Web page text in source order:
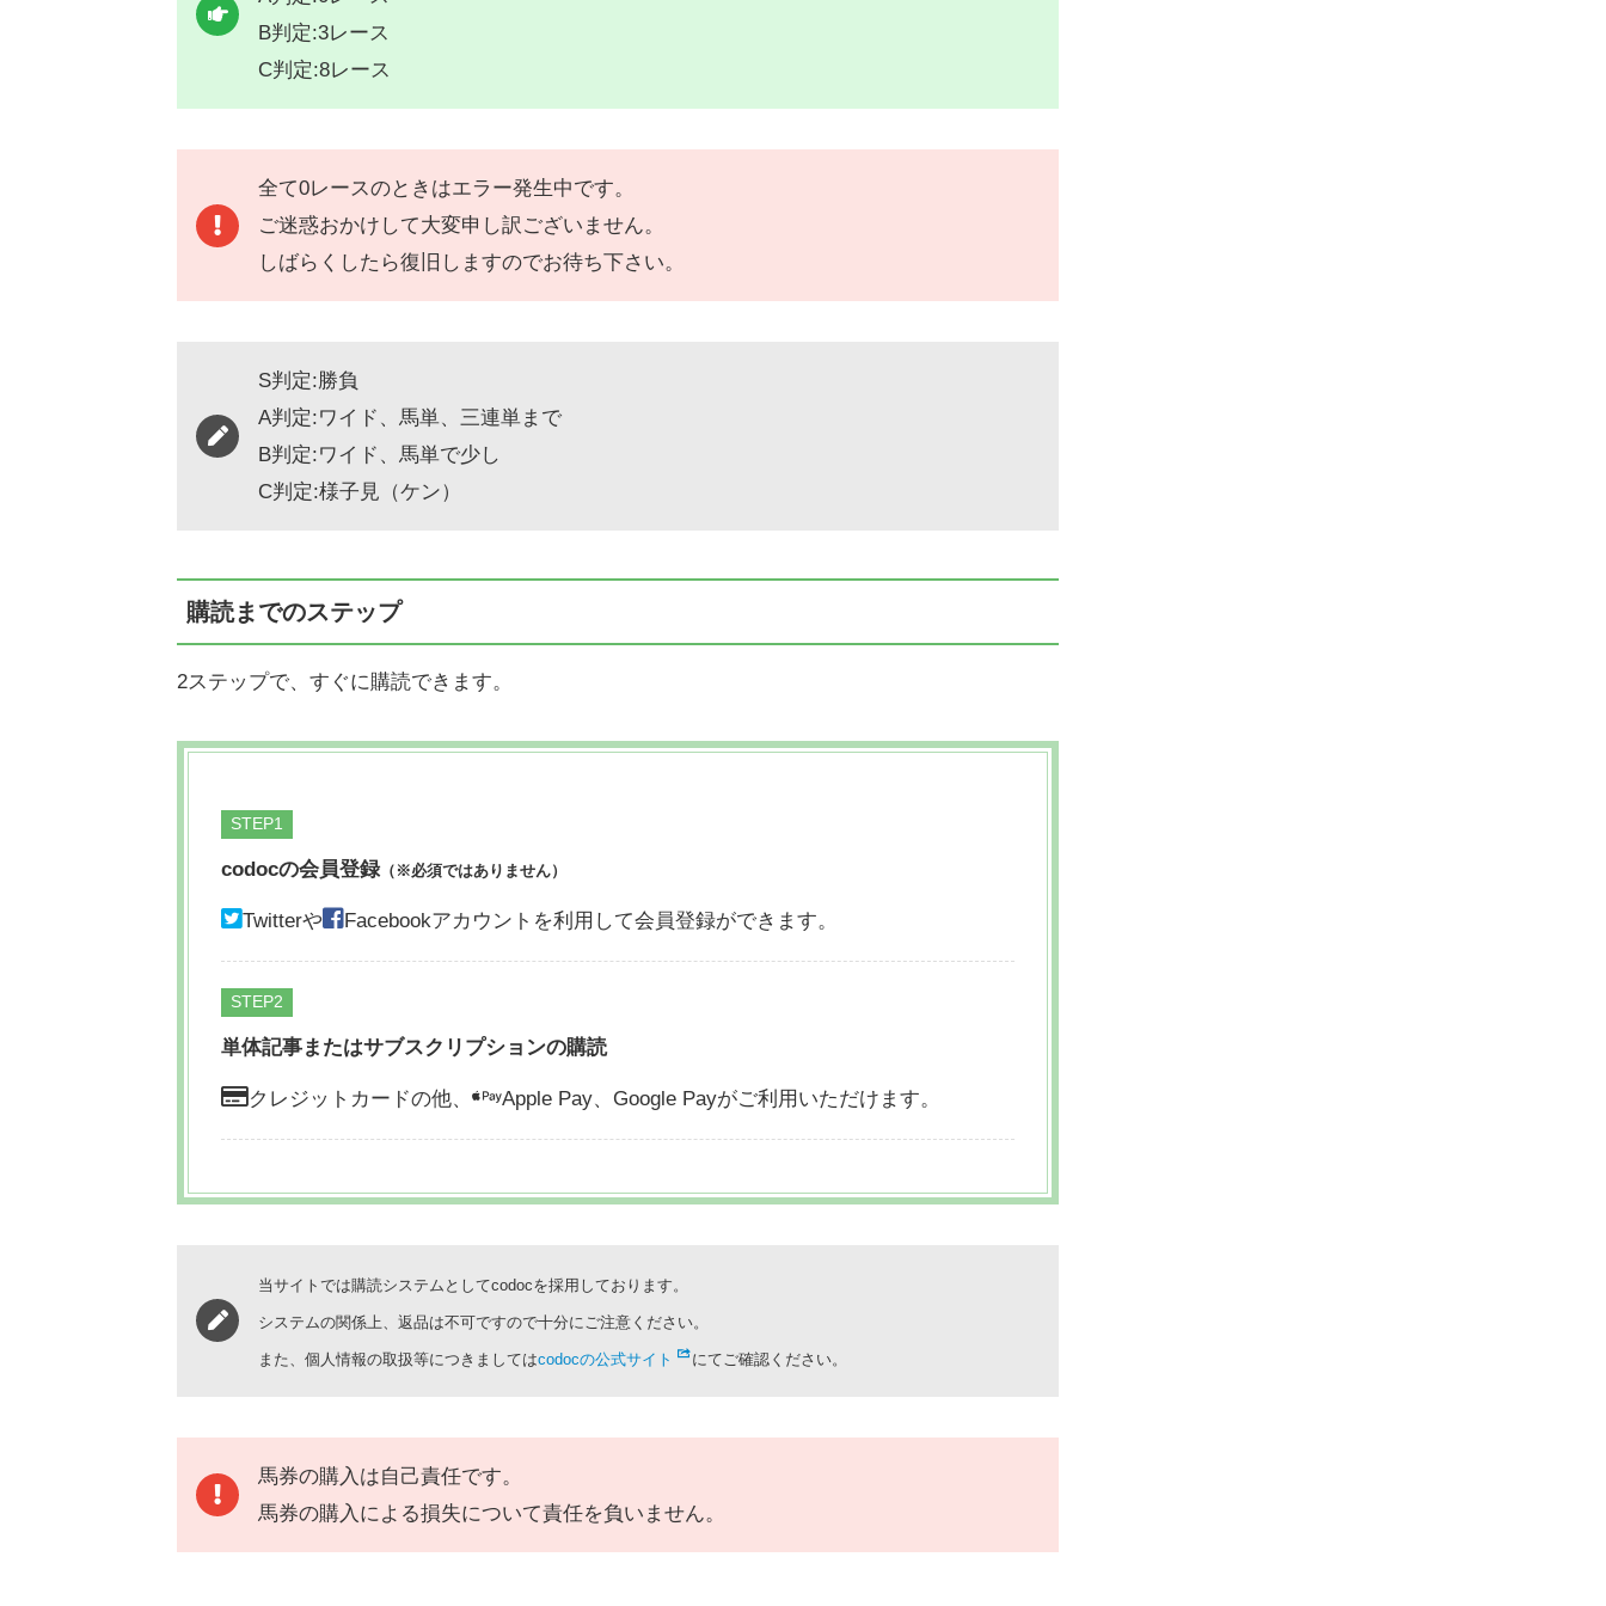
B判定:3レース
C判定:8レース
全て0レースのときはエラー発生中です。
ご迷惑おかけして大変申し訳ございません。
しばらくしたら復旧しますのでお待ち下さい。
S判定:勝負
A判定:ワイド、馬単、三連単まで
B判定:ワイド、馬単で少し
C判定:様子見（ケン）
購読までのステップ
2ステップで、すぐに購読できます。
STEP
codocの会員登録（※必須ではありません）
Twitterや Facebookアカウントを利用して会員登録ができます。
STEP
単体記事またはサブスクリプションの購読
クレジットカードの他、 Apple Pay、 Google Payがご利用いただけます。
当サイトでは購読システムとしてcodocを採用しております。
システムの関係上、返品は不可ですので十分にご注意ください。
また、個人情報の取扱等につきましてはcodocの公式サイト にてご確認ください。
馬券の購入は自己責任です。
馬券の購入による損失について責任を負いません。